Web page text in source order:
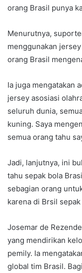
orang Brasil punya
Menurutnya,
menggunakan
orang Brasil
Ia juga mengatakan
jersey asosiasi
seluruh dunia,
kuning. Saya
semua orang tahu
Jadi, lanjutnya, ini
tahu sepak bola
sebagian orang
karena di Brsil
Josemar de
yang mendirikan
pemily. Ia
global tim Brasil.